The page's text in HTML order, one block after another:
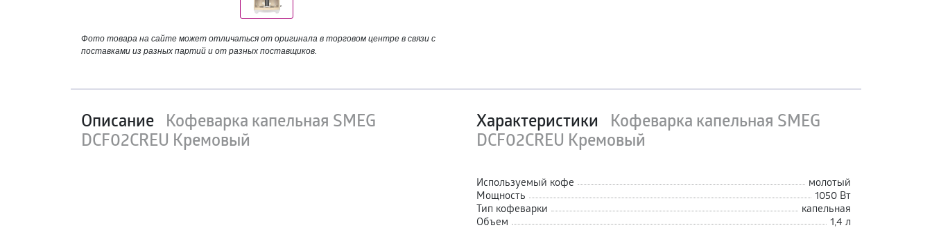
Фото товара на сайте может отличаться от оригинала в торговом центре в связи с
поставками из разных партий и от разных поставщиков.
Описание Кофеварка капельная SMEG
DCF02CREU Кремовый
Характеристики
Кофеварка капельная SMEG
DCF02CREU Кремовый
Используемый кофе
молотый
Мощность
1050 Вт
Тип кофеварки
капельная
Объем
1,4 л